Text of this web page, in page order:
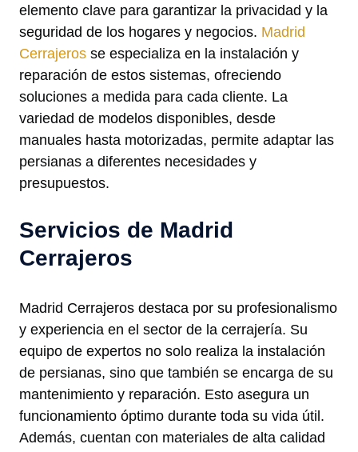
elemento clave para garantizar la privacidad y la
seguridad de los hogares y negocios. Madrid
Cerrajeros se especializa en la instalación y
reparación de estos sistemas, ofreciendo
soluciones a medida para cada cliente. La
variedad de modelos disponibles, desde
manuales hasta motorizadas, permite adaptar las
persianas a diferentes necesidades y
presupuestos.
Servicios de Madrid
Cerrajeros
Madrid Cerrajeros destaca por su profesionalismo
y experiencia en el sector de la cerrajería. Su
equipo de expertos no solo realiza la instalación
de persianas, sino que también se encarga de su
mantenimiento y reparación. Esto asegura un
funcionamiento óptimo durante toda su vida útil.
Además, cuentan con materiales de alta calidad